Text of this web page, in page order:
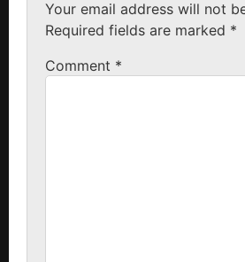
Your email address will not
Required fields are marked *
Comment *